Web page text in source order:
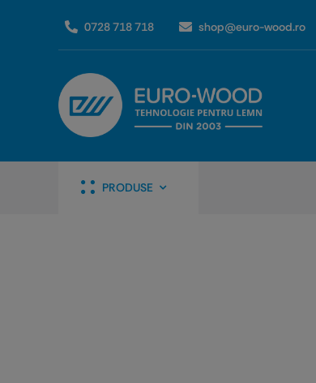
0728 718 718 shop@euro-wood.ro
PRODUSE